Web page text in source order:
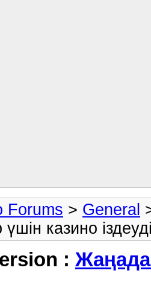
Forums > General
казино
: